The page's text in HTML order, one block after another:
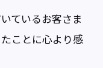
ているお客さま
ことに心より感